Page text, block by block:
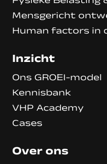
Mensgericht
Human factors in
Inzicht
Ons GROEI-model
Kennisbank
VHP Academy
Cases
Over ons